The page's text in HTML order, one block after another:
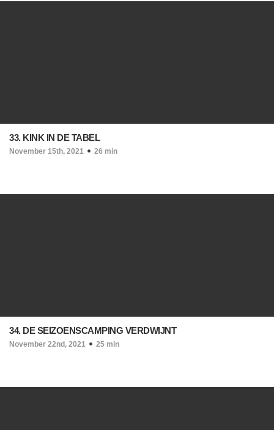
33. KINK IN DE TABEL
November 15th, 2021 26 min
34. DE SEIZOENSCAMPING VERDWIJNT
November 22nd, 2021 25 min